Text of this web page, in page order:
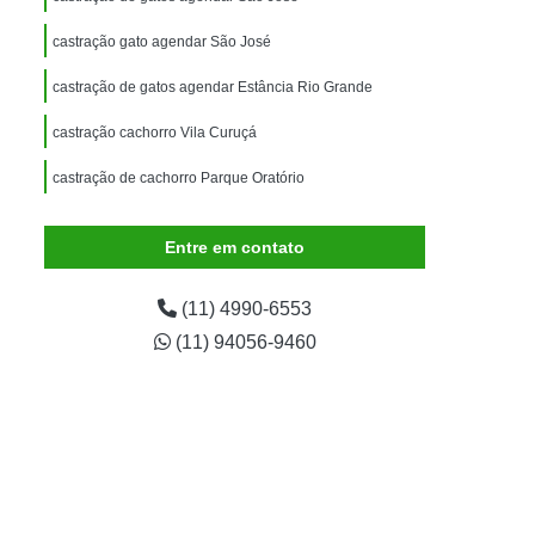
Exame para Animais
Exame para Animais São Caetano
Animal
Internação de Animais
para Cachorro
Internação para Cães
Internação para Gatos
Uti Veterinária
Internação Veterinária São Caetano
Limpeza de Tártaro para Cães
São Caetano
castração gato agendar São José
castração de gatos agendar Estância Rio Grande
castração cachorro Vila Curuçá
castração de cachorro Parque Oratório
Entre em contato
(11) 4990-6553
(11) 94056-9460